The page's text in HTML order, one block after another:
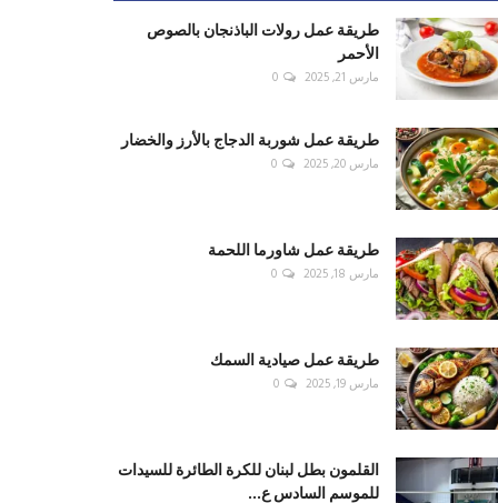
طريقة عمل رولات الباذنجان بالصوص
الأحمر
مارس 21, 2025 0
طريقة عمل شوربة الدجاج بالأرز والخضار
مارس 20, 2025 0
طريقة عمل شاورما اللحمة
مارس 18, 2025 0
طريقة عمل صيادية السمك
مارس 19, 2025 0
القلمون بطل لبنان للكرة الطائرة للسيدات
للموسم السادس ع...